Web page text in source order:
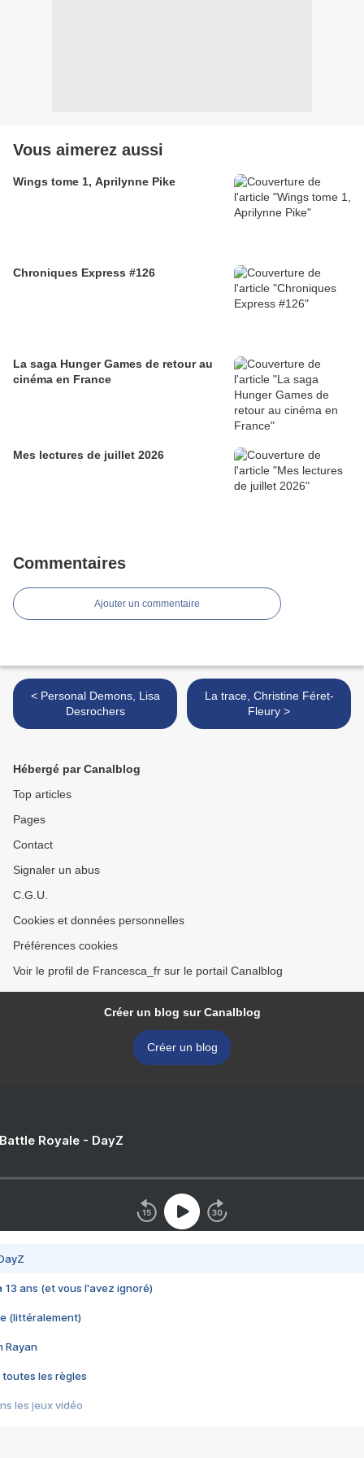
Vous aimerez aussi
Wings tome 1, Aprilynne Pike
Chroniques Express #126
La saga Hunger Games de retour au
cinéma en France
Mes lectures de juillet 2026
Commentaires
Ajouter un commentaire
< Personal Demons, Lisa
Desrochers
La trace, Christine Féret-
Fleury >
Hébergé par Canalblog
Top articles
Pages
Contact
Signaler un abus
C.G.U.
Cookies et données personnelles
Préférences cookies
Voir le profil de Francesca_fr sur le portail Canalblog
Créer un blog sur Canalblog
Créer un blog
Royale - DayZ
13 ans (et vous l'avez ignoré)
(littéralement)
Rayan
toutes les règles
les jeux vidéo